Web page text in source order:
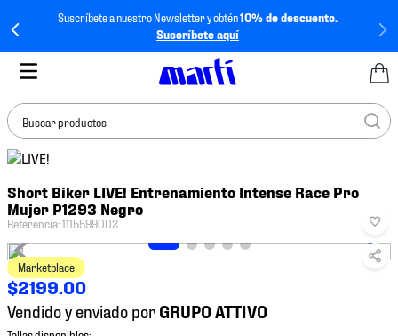
Suscríbete a nuestro Newsletter y obtén10% de descuento.
Suscríbete aquí
Buscar productos
Short Biker LIVE! Entrenamiento Intense Race Pro
Mujer P1293 Negro
Referencia:1115599002
Marketplace
$2199.00
Vendido y enviado por
BUSCADOS
1.
tenis mujer
2.
3.
tenis
4.
tenis futbol